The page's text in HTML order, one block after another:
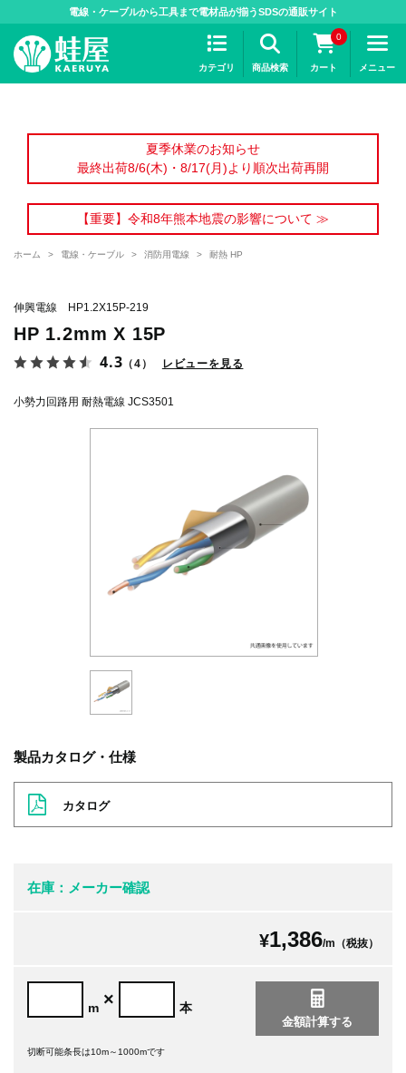
電線・ケーブルから工具まで電材品が揃うSDSの通販サイト
カテゴリ 商品検索
0
カート メニュー
夏季休業のお知らせ
最終出荷8/6(木)・8/17(月)より順次出荷再開
【重要】令和8年熊本地震の影響について ≫
ホーム > 電線・ケーブル > 消防用電線 > 耐熱 HP
伸興電線 HP1.2X15P-219
HP 1.2mm X 15P
4.3 （4） レビューを見る
小勢力回路用 耐熱電線 JCS3501
製品カタログ・仕様
カタログ
在庫：メーカー確認
¥1,386/m（税抜）
m × 本
切断可能条長は10m～1000mです